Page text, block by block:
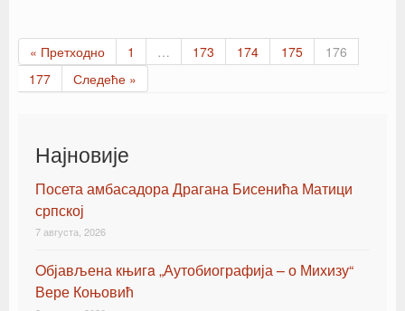
« Претходно 1 … 173 174 175
176
177
Следеће »
Најновије
Посета амбасадора Драгана Бисенића Матици
српској
7 августа, 2026
Oбјављена књигa „Аутобиографија – о Михизу“
Вере Коњовић